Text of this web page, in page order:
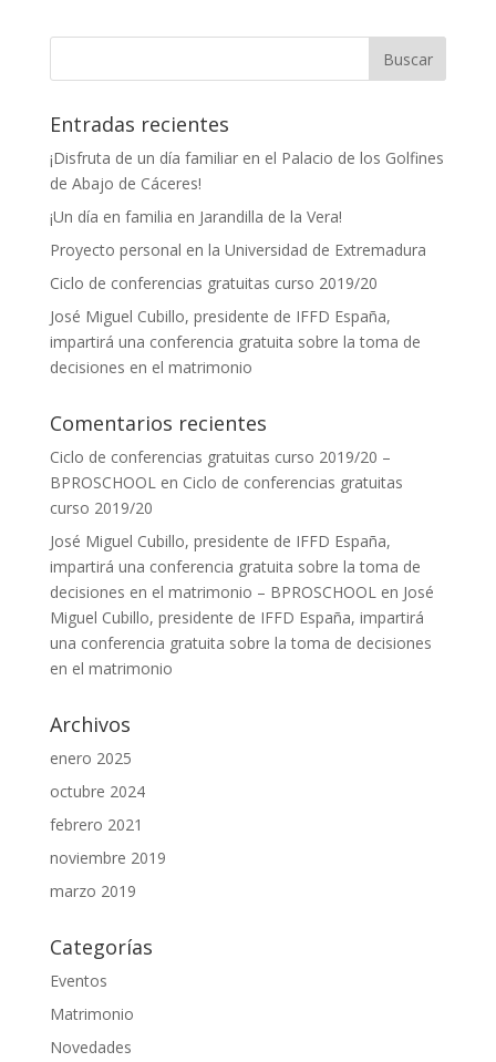
Entradas recientes
¡Disfruta de un día familiar en el Palacio de los Golfines
de Abajo de Cáceres!
¡Un día en familia en Jarandilla de la Vera!
Proyecto personal en la Universidad de Extremadura
Ciclo de conferencias gratuitas curso 2019/20
José Miguel Cubillo, presidente de IFFD España,
impartirá una conferencia gratuita sobre la toma de
decisiones en el matrimonio
Comentarios recientes
Ciclo de conferencias gratuitas curso 2019/20 –
BPROSCHOOLen Ciclo de conferencias gratuitas
curso 2019/20
José Miguel Cubillo, presidente de IFFD España,
impartirá una conferencia gratuita sobre la toma de
decisiones en el matrimonio – BPROSCHOOLen José
Miguel Cubillo, presidente de IFFD España, impartirá
una conferencia gratuita sobre la toma de decisiones
en el matrimonio
Archivos
enero 2025
octubre 2024
febrero 2021
noviembre 2019
marzo 2019
Categorías
Eventos
Matrimonio
Novedades